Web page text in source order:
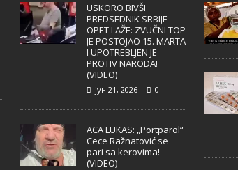
USKORO BIVŠI
PREDSEDNIK SRBIJE
OPET LAŽE: ZVUČNI TOP
JE POSTOJAO 15. MARTA
I UPOTREBLJEN JE
PROTIV NARODA!
(VIDEO)
јун 21, 2026 0
ACA LUKAS: „Portparol“
Cece Ražnatović se
pari sa kerovima!
(VIDEO)